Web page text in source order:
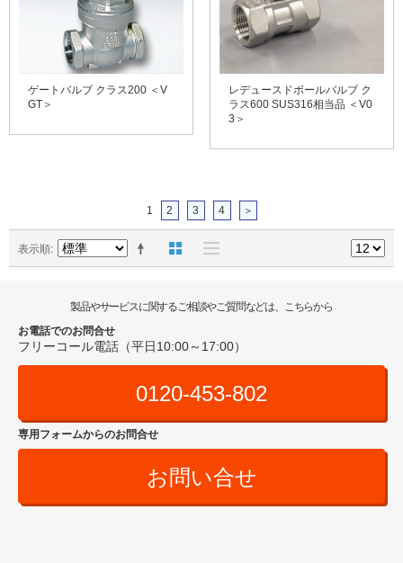
ゲートバルブ クラス200 ＜V
GT＞
レデュースドボールバルブ ク
ラス600 SUS316相当品 ＜V0
3＞
1 2 3 4 ＞
表示順
製品やサービスに関するご相談やご質問などは、こちらから
お電話でのお問合せ
フリーコール電話（平日10:00～17:00）
0120-453-802
専用フォームからのお問合せ
お問い合せ